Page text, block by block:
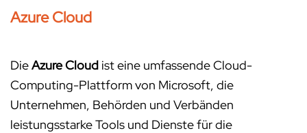
Azure Cloud
DieAzure Cloud ist eine umfassende Cloud-
Computing-Plattform von Microsoft, die
Unternehmen, Behörden und Verbänden
leistungsstarke Tools und Dienste für die